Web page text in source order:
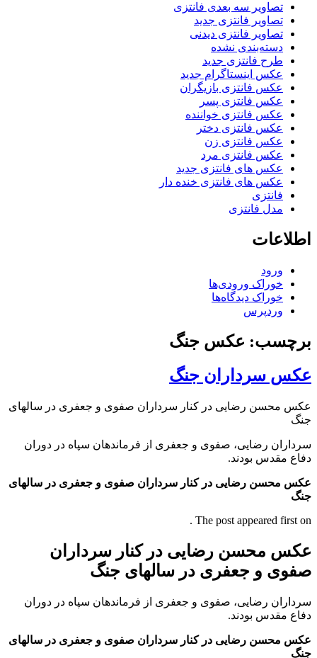
تصاویر سه بعدی فانتزی
تصاویر فانتزی جدید
تصاویر فانتزی دیدنی
دسته‌بندی نشده
طرح فانتزی جدید
عکس اینستاگرام جدید
عکس فانتزی بازیگران
عکس فانتزی پسر
عکس فانتزی خواننده
عکس فانتزی دختر
عکس فانتزی زن
عکس فانتزی مرد
عکس های فانتزی جدید
عکس های فانتزی خنده دار
فانتزی
مدل فانتزی
اطلاعات
ورود
خوراک ورودی‌ها
خوراک دیدگاه‌ها
وردپرس
برچسب: عکس جنگ
عکس سرداران جنگ
عکس محسن رضایی در کنار سرداران صفوی و جعفری در سالهای
جنگ
سرداران رضایی، صفوی و جعفری از فرماندهان سپاه در دوران
دفاع مقدس بودند.
عکس محسن رضایی در کنار سرداران صفوی و جعفری در سالهای
جنگ
The post appeared first on .
عکس محسن رضایی در کنار سرداران
صفوی و جعفری در سالهای جنگ
سرداران رضایی، صفوی و جعفری از فرماندهان سپاه در دوران
دفاع مقدس بودند.
عکس محسن رضایی در کنار سرداران صفوی و جعفری در سالهای
جنگ